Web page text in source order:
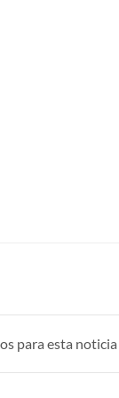
para esta noticia ...